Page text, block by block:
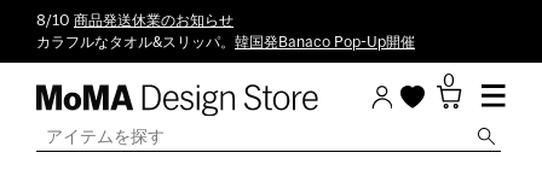
8/10 商品発送休業のお知らせ
カラフルなタオル&スリッパ。 韓国発Banaco Pop-Up開催
0